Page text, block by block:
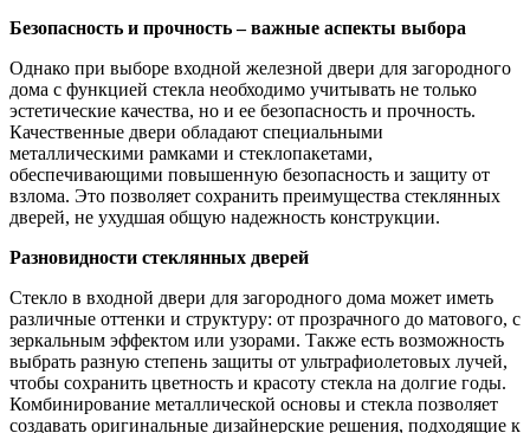
Безопасность и прочность – важные аспекты выбора
Однако при выборе входной железной двери для загородного
дома с функцией стекла необходимо учитывать не только
эстетические качества, но и ее безопасность и прочность.
Качественные двери обладают специальными
металлическими рамками и стеклопакетами,
обеспечивающими повышенную безопасность и защиту от
взлома. Это позволяет сохранить преимущества стеклянных
дверей, не ухудшая общую надежность конструкции.
Разновидности стеклянных дверей
Стекло в входной двери для загородного дома может иметь
различные оттенки и структуру: от прозрачного до матового, с
зеркальным эффектом или узорами. Также есть возможность
выбрать разную степень защиты от ультрафиолетовых лучей,
чтобы сохранить цветность и красоту стекла на долгие годы.
Комбинирование металлической основы и стекла позволяет
создавать оригинальные дизайнерские решения, подходящие к